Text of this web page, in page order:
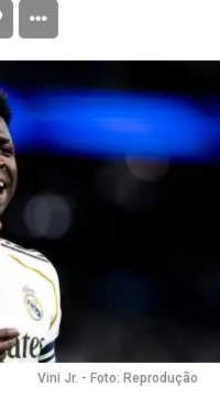
Vini Jr. - Foto: Reprodução